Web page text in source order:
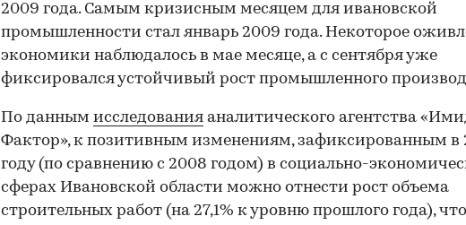
2009 года. Самым кризисным месяцем для ивановской
промышленности стал январь 2009 года. Некоторое
экономики наблюдалось в мае месяце, а с сентября уже
фиксировался устойчивый рост промышленного
По данным исследования аналитического агентства
Фактор», к позитивным изменениям, зафиксированным в
году (по сравнению с 2008 годом) в социально-
сферах Ивановской области можно отнести рост объема
строительных работ (на 27,1% к уровню прошлого года), что